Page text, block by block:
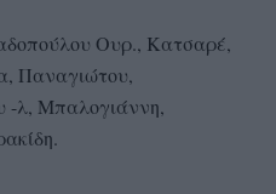
Ουρ., Κατσαρέ,
Παναγιώτου,
-λ, Μπαλογιάννη,